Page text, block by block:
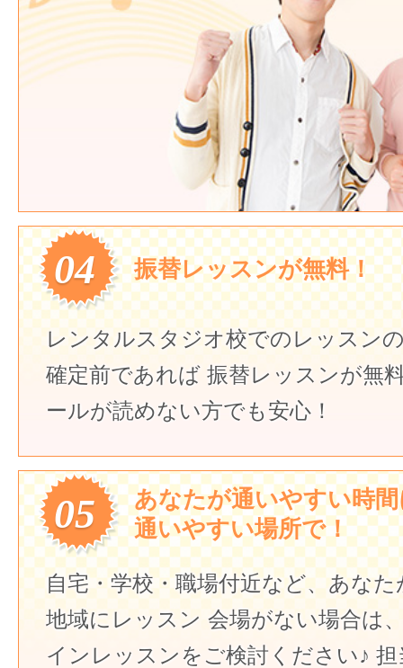
04 振替レッスンが無料！
レンタルスタジオ校でのレッスン
確定前であれば 振替レッスンが無
ールが読めない方でも安心！
05
あなたが通いやすい時
通いやすい場所で！
自宅・学校・職場付近など、あな
地域にレッスン 会場がない場合は
インレッスンをご検討ください♪ 担